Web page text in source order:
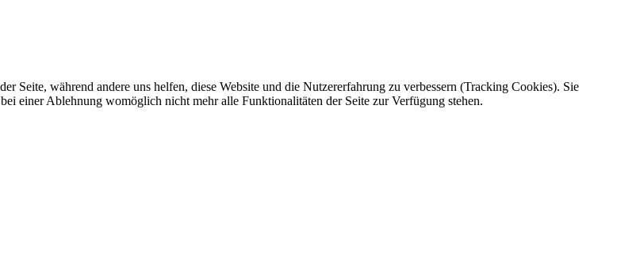
Seite, während andere uns helfen, diese Website und die Nutzererfahrung zu verbessern (Tracking Cookies). Sie
einer Ablehnung womöglich nicht mehr alle Funktionalitäten der Seite zur Verfügung stehen.